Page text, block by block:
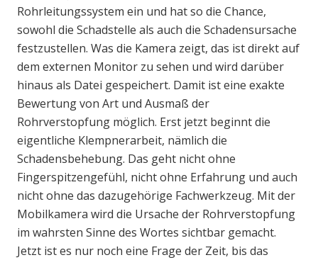
Rohrleitungssystem ein und hat so die Chance,
sowohl die Schadstelle als auch die Schadensursache
festzustellen. Was die Kamera zeigt, das ist direkt auf
dem externen Monitor zu sehen und wird darüber
hinaus als Datei gespeichert. Damit ist eine exakte
Bewertung von Art und Ausmaß der
Rohrverstopfung möglich. Erst jetzt beginnt die
eigentliche Klempnerarbeit, nämlich die
Schadensbehebung. Das geht nicht ohne
Fingerspitzengefühl, nicht ohne Erfahrung und auch
nicht ohne das dazugehörige Fachwerkzeug. Mit der
Mobilkamera wird die Ursache der Rohrverstopfung
im wahrsten Sinne des Wortes sichtbar gemacht.
Jetzt ist es nur noch eine Frage der Zeit, bis das